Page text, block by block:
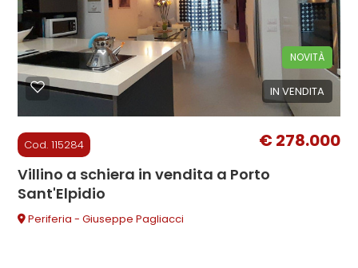
IN VENDITA
NOVITÀ
Cod. 115284 € 278.000
Villino a schiera in vendita a Porto
Sant'Elpidio
Periferia - Giuseppe Pagliacci
Locali
minimi
Qualsiasi
1